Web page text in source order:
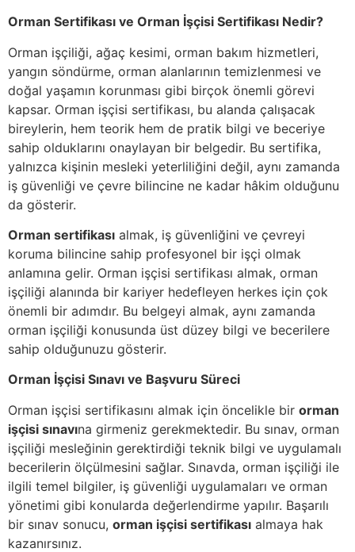
Orman Sertifikası ve Orman İşçisi Sertifikası Nedir?
Orman işçiliği, ağaç kesimi, orman bakım hizmetleri,
yangın söndürme, orman alanlarının temizlenmesi ve
doğal yaşamın korunması gibi birçok önemli görevi
kapsar. Orman işçisi sertifikası, bu alanda çalışacak
bireylerin, hem teorik hem de pratik bilgi ve beceriye
sahip olduklarını onaylayan bir belgedir. Bu sertifika,
yalnızca kişinin mesleki yeterliliğini değil, aynı zamanda
iş güvenliği ve çevre bilincine ne kadar hâkim olduğunu
da gösterir.
Orman sertifikası almak, iş güvenliğini ve çevreyi
koruma bilincine sahip profesyonel bir işçi olmak
anlamına gelir. Orman işçisi sertifikası almak, orman
işçiliği alanında bir kariyer hedefleyen herkes için çok
önemli bir adımdır. Bu belgeyi almak, aynı zamanda
orman işçiliği konusunda üst düzey bilgi ve becerilere
sahip olduğunuzu gösterir.
Orman İşçisi Sınavı ve Başvuru Süreci
Orman işçisi sertifikasını almak için öncelikle bir orman
işçisi sınavına girmeniz gerekmektedir. Bu sınav, orman
işçiliği mesleğinin gerektirdiği teknik bilgi ve uygulamalı
becerilerin ölçülmesini sağlar. Sınavda, orman işçiliği ile
ilgili temel bilgiler, iş güvenliği uygulamaları ve orman
yönetimi gibi konularda değerlendirme yapılır. Başarılı
bir sınav sonucu, orman işçisi sertifikası almaya hak
kazanırsınız.